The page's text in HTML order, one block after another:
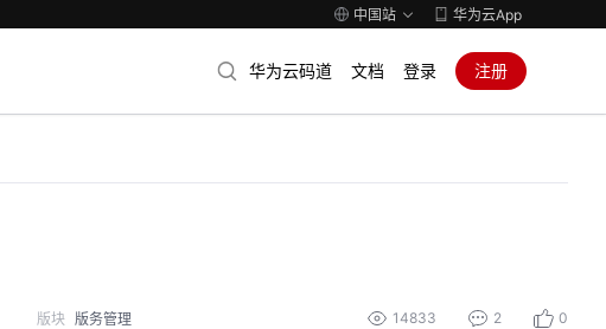
中国站 华为云App
华为云码道 文档 登录 注册
版块 版务管理 14833 2 0